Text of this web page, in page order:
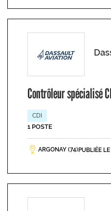
Contrôleur spécialisé
CDI
1 POSTE
ARGONAY (74) PUBLIÉE